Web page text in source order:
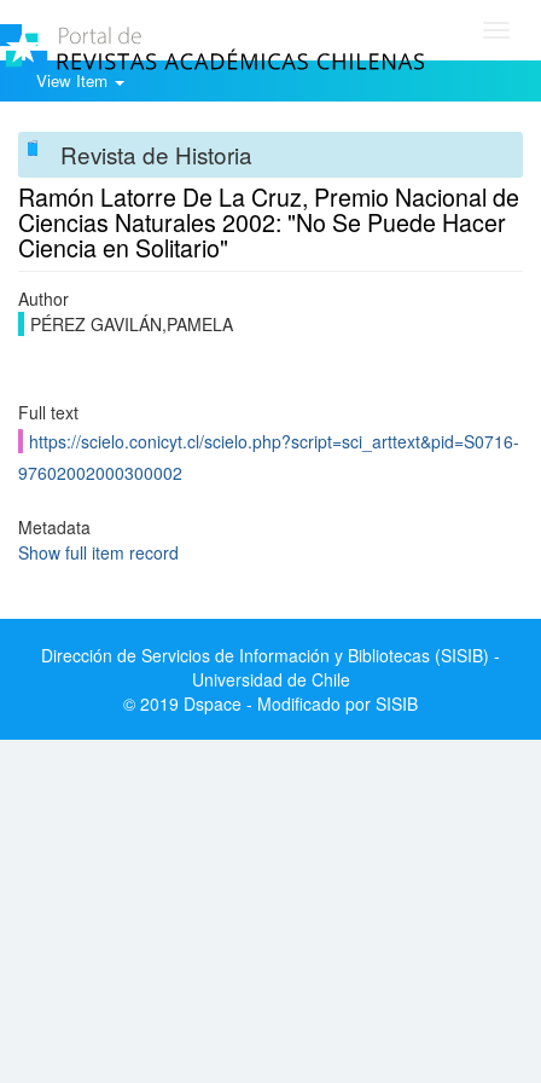
View Item
Revista de Historia
Ramón Latorre De La Cruz, Premio Nacional de
Ciencias Naturales 2002: "No Se Puede Hacer
Ciencia en Solitario"
Author
PÉREZ GAVILÁN,PAMELA
Full text
https://scielo.conicyt.cl/scielo.php?script=sci_arttext&pid=S0716-
97602002000300002
Metadata
Show full item record
Dirección de Servicios de Información y Bibliotecas (SISIB) -
Universidad de Chile
© 2019 Dspace - Modificado por SISIB